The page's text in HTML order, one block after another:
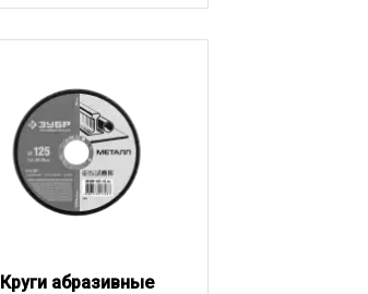
Круги абразивные